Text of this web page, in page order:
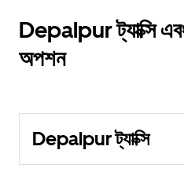
Depalpur ট্যাক্সি
অপশন
Depalpur ট্যাক্সি